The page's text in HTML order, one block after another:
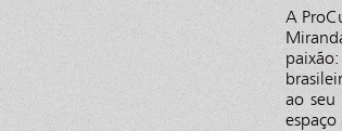
A
ao